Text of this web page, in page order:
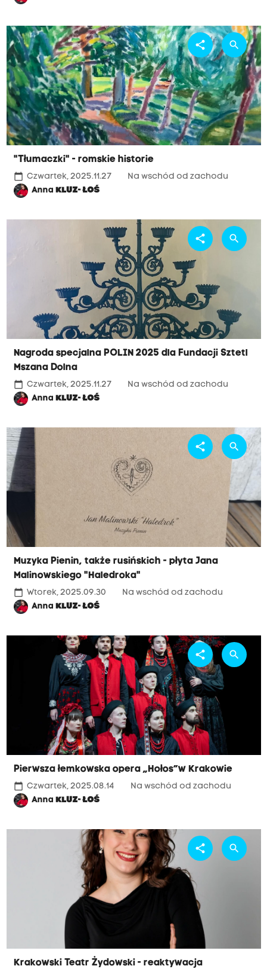
"Tłumaczki" - romskie historie
calendar_today Czwartek, 2025.11.27
Na wschód od zachodu
AnnaKLUZ- ŁOŚ
share search
Nagroda specjalna POLIN 2025 dla Fundacji Sztetl
Mszana Dolna
calendar_today Czwartek, 2025.11.27
Na wschód od zachodu
AnnaKLUZ- ŁOŚ
share search
Muzyka Pienin, także rusińskich - płyta Jana
Malinowskiego "Haledroka"
calendar_today Wtorek, 2025.09.30
Na wschód od zachodu
AnnaKLUZ- ŁOŚ
share search
Pierwsza łemkowska opera „Hołos”w Krakowie
calendar_today Czwartek, 2025.08.14
Na wschód od zachodu
AnnaKLUZ- ŁOŚ
share search
Krakowski Teatr Żydowski - reaktywacja
share search